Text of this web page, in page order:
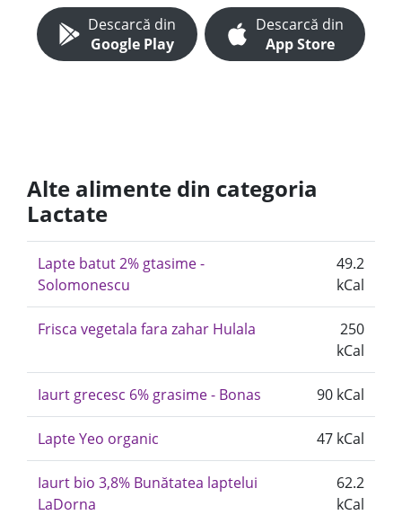
Descarcă din
Google Play
Descarcă din
App Store
Alte alimente din categoria
Lactate
Lapte batut 2% gtasime -
Solomonescu
49.2
kCal
Frisca vegetala fara zahar Hulala
250
kCal
Iaurt grecesc 6% grasime - Bonas 90 kCal
Lapte Yeo organic 47 kCal
Iaurt bio 3,8% Bunătatea laptelui
LaDorna
62.2
kCal